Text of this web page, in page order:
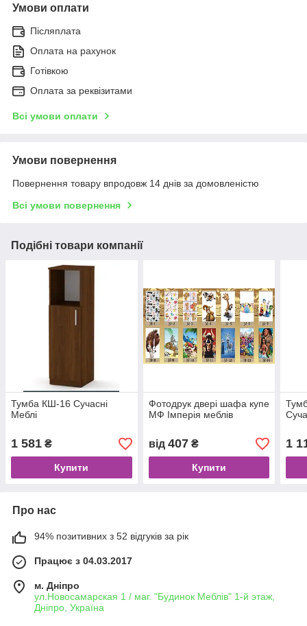
Умови оплати
Післяплата
Оплата на рахунок
Готівкою
Оплата за реквізитами
Всі умови оплати
Умови повернення
Повернення товару впродовж 14 днів за домовленістю
Всі умови повернення
Подібні товари компанії
Тумба КШ-16 Сучасні
Меблі
1 581 ₴
Купити
Фотодрук двері шафа купе
МФ Імперія меблів
від 407₴
Купити
1
Про нас
94% позитивних з 52 відгуків за рік
Працює з 04.03.2017
м. Дніпро
ул.Новосамарская 1 / маг. "Будинок Меблiв" 1-й этаж,
Дніпро, Україна